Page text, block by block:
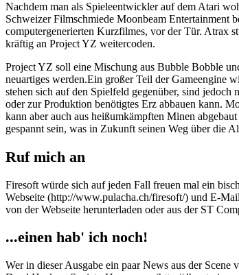
Nachdem man als Spieleentwickler auf dem Atari
Schweizer Filmschmiede Moonbeam Entertainment
computergenerierten Kurzfilmes, vor der Tür. Atrax
kräftig an Project YZ weitercoden.
Project YZ soll eine Mischung aus Bubble Bobble
neuartiges werden.Ein großer Teil der Gameengine
stehen sich auf den Spielfeld gegenüber, sind
oder zur Produktion benötigtes Erz abbauen kann.
kann aber auch aus heißumkämpften Minen
gespannt sein, was in Zukunft seinen Weg über die
Ruf mich an
Firesoft würde sich auf jeden Fall freuen mal ein
Webseite (http://www.pulacha.ch/firesoft/) und E-
von der Webseite herunterladen oder aus der ST
...einen hab' ich noch!
Wer in dieser Ausgabe ein paar News aus der